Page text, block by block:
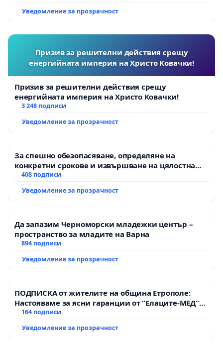
Уведомление за прозрачност
Призив за решителни действия срещу
енергийната империя на Христо Ковачки!
Призив за решителни действия срещу
енергийната империя на Христо Ковачки!
3 248 подписи
Уведомление за прозрачност
За спешно обезопасяване, определяне на
конкретни срокове и извършване на цялостна
рехабилитация на републиканския път между
Мирово - к.к. Момин проход
408 подписи
Уведомление за прозрачност
Да запазим Черноморски младежки център –
пространство за младите на Варна
894 подписи
Уведомление за прозрачност
ПОДПИСКА от жителите на община Етрополе:
Настояваме за ясни гаранции от “Елаците-МЕД”
АД и от държавата, че ще се изпълнят всички
164 подписи
Уведомление за прозрачност